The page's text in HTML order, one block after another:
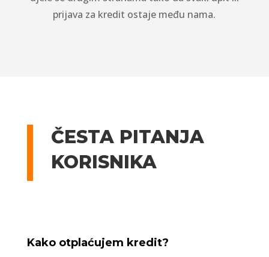
prijava za kredit ostaje među nama.
ČESTA PITANJA
KORISNIKA
Kako otplaćujem kredit?